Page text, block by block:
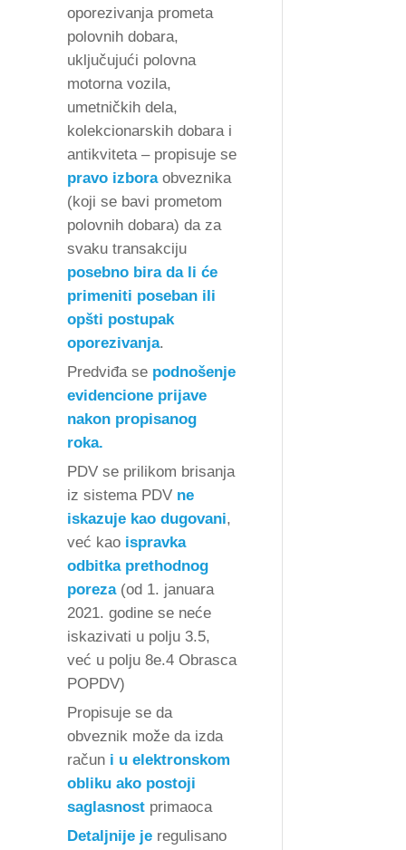
oporezivanja prometa
polovnih dobara,
uključujući polovna
motorna vozila,
umetničkih dela,
kolekcionarskih dobara i
antikviteta – propisuje se
pravo izboraobveznika
(koji se bavi prometom
polovnih dobara) da za
svaku transakciju
posebno bira da li će
primeniti poseban ili
opšti postupak
oporezivanja.
Predviđa se podnošenje
evidencione prijave
nakon propisanog
roka.
PDV se prilikom brisanja
iz sistema PDV ne
iskazuje kao dugovani,
već kao ispravka
odbitka prethodnog
poreza (od 1. januara
2021. godine se neće
iskazivati u polju 3.5,
već u polju 8e.4 Obrasca
POPDV)
Propisuje se da
obveznik može da izda
račun i u elektronskom
obliku ako postoji
saglasnost primaoca
Detaljnije je regulisano